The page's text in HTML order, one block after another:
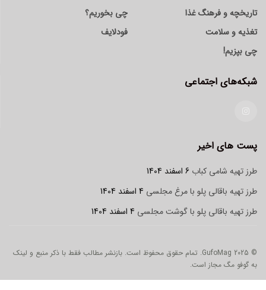
تاریخچه و فرهنگ غذا
تغذیه و سلامت
چی بپزیم!
چی بخوریم؟
فودلایف
شبکه‌های اجتماعی
پست های اخیر
طرز تهیه شامی کباب 6 اسفند 1404
طرز تهیه باقالی پلو با مرغ مجلسی 4 اسفند 1404
طرز تهیه باقالی پلو با گوشت مجلسی 4 اسفند 1404
© 2025 GufoMag. تمام حقوق محفوظ است. بازنشر مطالب فقط با ذکر منبع و لینک
به گوفو مگ مجاز است.